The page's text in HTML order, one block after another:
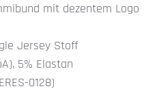
mit dezentem Logo
Jersey Stoff
5% Elastan
0128)